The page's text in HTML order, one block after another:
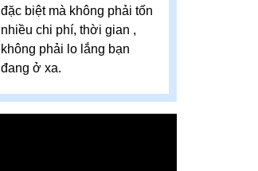
đặc biệt mà không phải tốn
nhiều chi phí, thời gian ,
không phải lo lắng bạn
đang ở xa.